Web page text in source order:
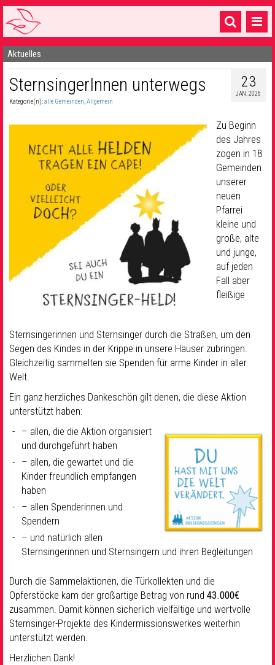
Startseite
1 Pfarrei
16 Gemeinden & mehr
Sakramente & Feste
Gemeinschaft & Soziales
Musik& Kultur
Seelsorge & Kontakt
Aktuelles
23
JAN. 2026
SternsingerInnen unterwegs
Kategorie(n):alle Gemeinden,Allgemein
Zu Beginn
des Jahres
zogen in 18
Gemeinden
unserer
neuen
Pfarrei
kleine und
große, alte
und junge,
auf jeden
Fall aber
fleißige
Sternsingerinnen und Sternsinger durch die Straßen, um den
Segen des Kindes in der Krippe in unsere Häuser zubringen.
Gleichzeitig sammelten sie Spenden für arme Kinder in aller
Welt.
Ein ganz herzliches Dankeschön gilt denen, die diese Aktion
unterstützt haben:
– allen, die die Aktion organisiert
und durchgeführt haben
– allen, die gewartet und die
Kinder freundlich empfangen
haben
– allen Spenderinnen und
Spendern
– und natürlich allen
Sternsingerinnen und Sternsingern und ihren Begleitungen
Durch die Sammelaktionen, die Türkollekten und die
Opferstöcke kam der großartige Betrag von rund 43.000€
zusammen. Damit können sicherlich vielfältige und wertvolle
Sternsinger-Projekte des Kindermissionswerkes weiterhin
unterstützt werden.
Herzlichen Dank!